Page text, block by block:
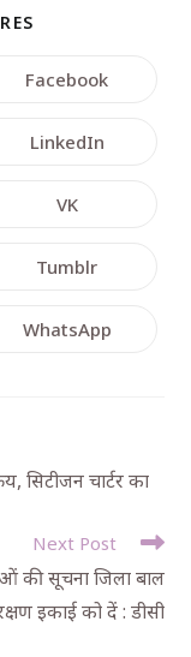
Facebook
LinkedIn
VK
Tumblr
WhatsApp
सिटीजन चार्टर का
Next Post
की सूचना जिला बाल
इकाई को दें : डीसी